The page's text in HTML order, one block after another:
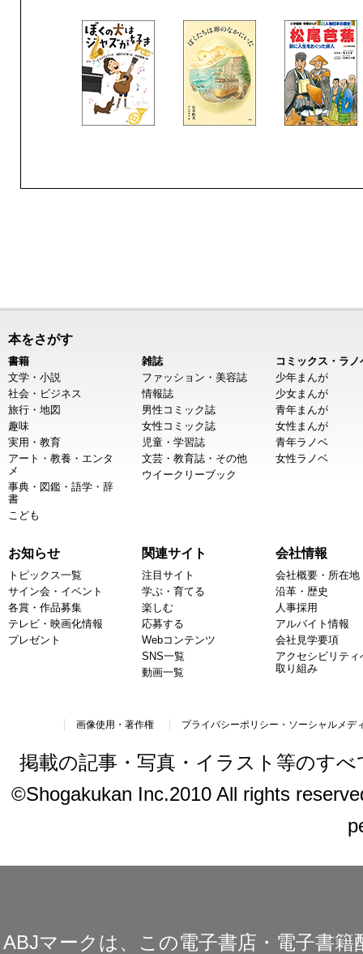
本をさがす
書籍
文学・小説
社会・ビジネス
旅行・地図
趣味
実用・教育
アート・教養・エンタ
メ
事典・図鑑・語学・辞
書
こども
雑誌
ファッション・美容誌
情報誌
男性コミック誌
女性コミック誌
児童・学習誌
文芸・教育誌・その他
ウイークリーブック
コミックス・ラノ
少年まんが
少女まんが
青年まんが
女性まんが
青年ラノベ
女性ラノベ
お知らせ
トピックス一覧
サイン会・イベント
各賞・作品募集
テレビ・映画化情報
プレゼント
関連サイト
注目サイト
学ぶ・育てる
楽しむ
応募する
Webコンテンツ
SNS一覧
動画一覧
会社情報
会社概要・所在地
沿革・歴史
人事採用
アルバイト情報
会社見学要項
アクセシビリティ
取り組み
画像使用・著作権 プライバシーポリシー・ソーシャルメデ
掲載の記事・写真・イラスト等のす
©Shogakukan Inc.2010 All rights
ABJマークは、この電子書店・電子書